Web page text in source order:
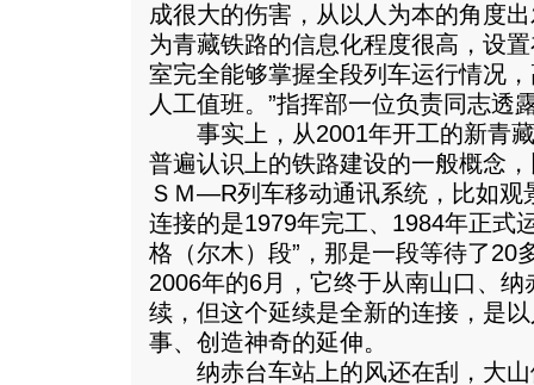
成很大的伤害，从以人为本的角度
为青藏铁路的信息化程度很高，设
室完全能够掌握全段列车运行情况
人工值班。”指挥部一位负责同志透
事实上，从2001年开工的新青藏
普遍认识上的铁路建设的一般概念
ＳＭ—R列车移动通讯系统，比如观
连接的是1979年完工、1984年正式
格（尔木）段”，那是一段等待了20
2006年的6月，它终于从南山口、
续，但这个延续是全新的连接，是
事、创造神奇的延伸。
纳赤台车站上的风还在刮，大山